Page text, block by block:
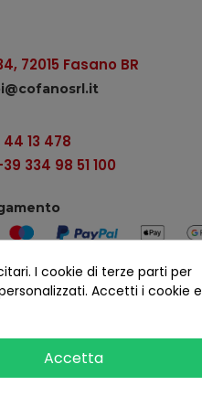
72015 Fasano BR
13 478
334 98 51 100
I cookie di terze parti per
Accetti i cookie e
Accetta